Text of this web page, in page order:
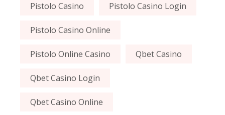
Pistolo Casino Pistolo Casino Login
Pistolo Casino Online
Pistolo Online Casino Qbet Casino
Qbet Casino Login
Qbet Casino Online